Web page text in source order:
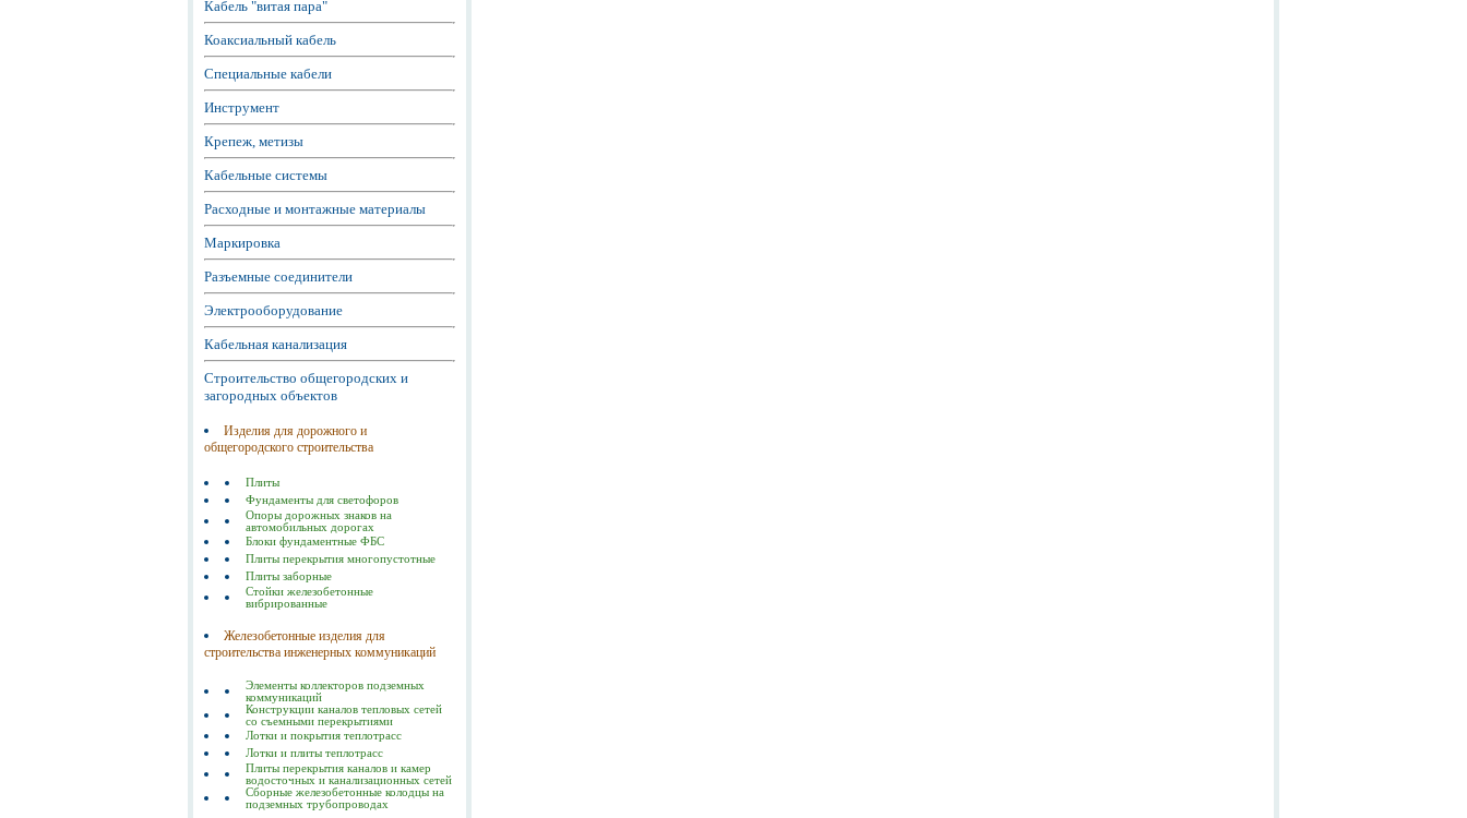
Кабель "витая пара"
Коаксиальный кабель
Специальные кабели
Инструмент
Крепеж, метизы
Кабельные системы
Расходные и монтажные материалы
Маркировка
Разъемные соединители
Электрооборудование
Кабельная канализация
Строительство общегородских и
загородных объектов
Изделия для дорожного и
общегородского строительства
Плиты
Фундаменты для светофоров
Опоры дорожных знаков на
автомобильных дорогах
Блоки фундаментные ФБС
Плиты перекрытия многопустотные
Плиты заборные
Стойки железобетонные
вибрированные
Железобетонные изделия для
строительства инженерных коммуникаций
Элементы коллекторов подземных
коммуникаций
Конструкции каналов тепловых сетей
со съемными перекрытиями
Лотки и покрытия теплотрасс
Лотки и плиты теплотрасс
Плиты перекрытия каналов и камер
водосточных и канализационных сетей
Сборные железобетонные колодцы на
подземных трубопроводах